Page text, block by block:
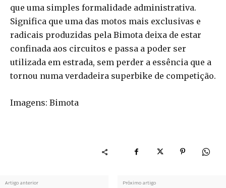
que uma simples formalidade administrativa.
Significa que uma das motos mais exclusivas e
radicais produzidas pela Bimota deixa de estar
confinada aos circuitos e passa a poder ser
utilizada em estrada, sem perder a essência que a
tornou numa verdadeira superbike de competição.
Imagens: Bimota
Artigo anterior Próximo artigo